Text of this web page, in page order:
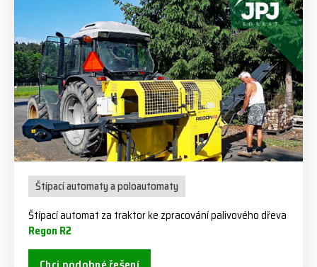
Štípací automaty a poloautomaty
Štípací automat za traktor ke zpracování palivového dřeva
Regon R2